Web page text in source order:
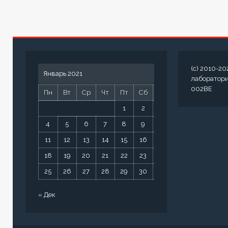
Январь 2021
Пн Вт Ср Чт Пт Сб
1 2
4 5 6 7 8 9
11 12 13 14 15 16
18 19 20 21 22 23
25 26 27 28 29 30
« Дек
(c) 2010-
002BE